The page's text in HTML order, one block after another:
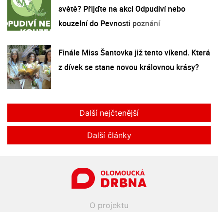
světě? Přijďte na akci Odpudiví nebo
kouzelní do Pevnosti poznání
Finále Miss Šantovka již tento víkend. Která
z dívek se stane novou královnou krásy?
Další nejčtenější
Další články
O projektu